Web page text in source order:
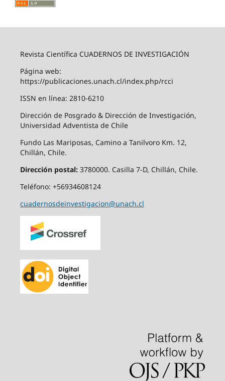
Revista Científica CUADERNOS DE INVESTIGACIÓN
Página web:
https://publicaciones.unach.cl/index.php/rcci
ISSN en línea: 2810-6210
Dirección de Posgrado & Dirección de Investigación,
Universidad Adventista de Chile
Fundo Las Mariposas, Camino a Tanilvoro Km. 12,
Chillán, Chile.
Dirección postal:3780000. Casilla 7-D, Chillán, Chile.
Teléfono: +56934608124
cuadernosdeinvestigacion@unach.cl